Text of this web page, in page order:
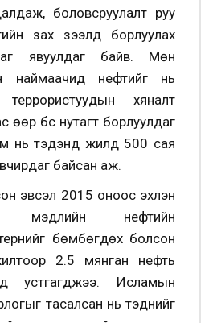
боловсруулалт руу
зах зээлд борлуулах
явуулдаг байв. Мөн
наймаачид нефтийг нь
хяналт
өөр бүс нутагт борлуулдаг
нь тэдэнд жилд 500 сая
байсан аж.
эвсэл 2015 оноос эхлэн
мэдлийн нефтийн
бөмбөгдөх болсон
2.5 мянган нефть
устгагджээ. Исламын
тасалсан нь тэднийг